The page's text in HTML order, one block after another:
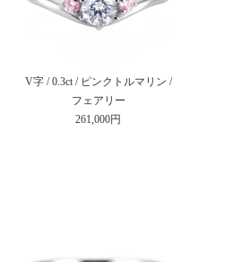
V字 / 0.3ct / ピンクトルマリン /
フェアリー
261,000円